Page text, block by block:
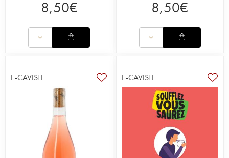
8,50€ 8,50€
E-CAVISTE E-CAVISTE